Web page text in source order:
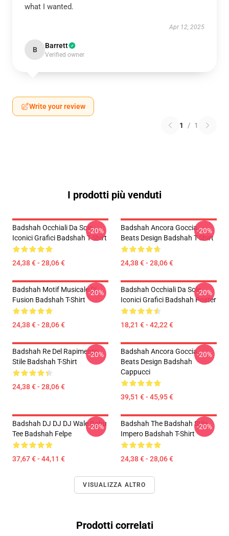
what I wanted.
Apr 12, 2025
B Barrett
Verified owner
Write your review
1 / 1
I prodotti più venduti
Badshah Occhiali Da Sole
Iconici Grafici Badshah T-Shirt
24,38 € - 28,06 €
-20%
Badshah Ancora Goccia
Beats Design Badshah T-Shirt
24,38 € - 28,06 €
-20%
Badshah Motif Musicale Di
Fusion Badshah T-Shirt
24,38 € - 28,06 €
-20%
Badshah Occhiali Da Sole
Iconici Grafici Badshah Poster
18,21 € - 42,22 €
-20%
Badshah Re Del Rapimento
Stile Badshah T-Shirt
24,38 € - 28,06 €
-20%
Badshah Ancora Goccia
Beats Design Badshah
Cappucci
39,51 € - 45,95 €
-20%
Badshah DJ DJ DJ Wale Babu
Tee Badshah Felpe
37,67 € - 44,11 €
-20%
Badshah The Badshah Stile
Impero Badshah T-Shirt
24,38 € - 28,06 €
-20%
VISUALIZZA ALTRO
Prodotti correlati